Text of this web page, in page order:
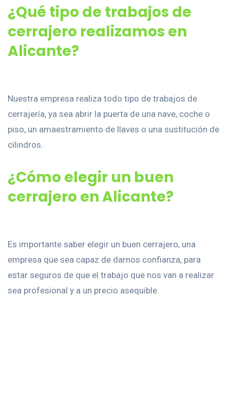
¿Qué tipo de trabajos de
cerrajero realizamos en
Alicante?
Nuestra empresa realiza todo tipo de trabajos de
cerrajería, ya sea abrir la puerta de una nave, coche o
piso, un amaestramiento de llaves o una sustitución de
cilindros.
¿Cómo elegir un buen
cerrajero en Alicante?
Es importante saber elegir un buen cerrajero, una
empresa que sea capaz de darnos confianza, para
estar seguros de que el trabajo que nos van a realizar
sea profesional y a un precio asequible.